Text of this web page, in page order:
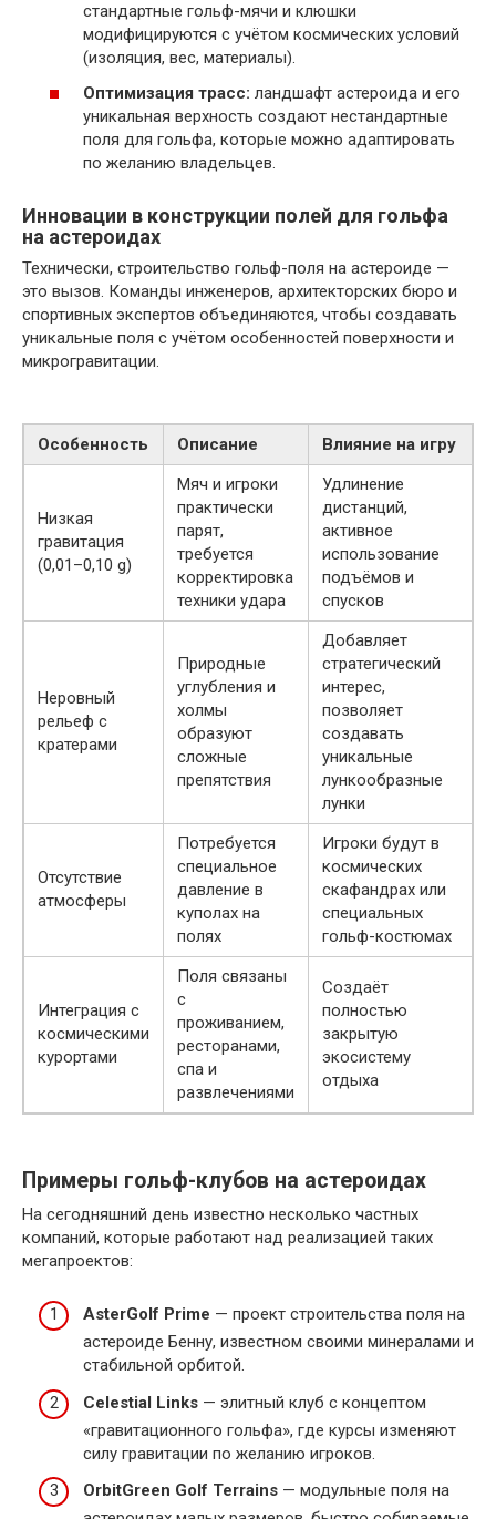
стандартные гольф-мячи и клюшки
модифицируются с учётом космических условий
(изоляция, вес, материалы).
Оптимизация трасс: ландшафт астероида и его
уникальная верхность создают нестандартные
поля для гольфа, которые можно адаптировать
по желанию владельцев.
Инновации в конструкции полей для гольфа
на астероидах
Технически, строительство гольф-поля на астероиде —
это вызов. Команды инженеров, архитекторских бюро и
спортивных экспертов объединяются, чтобы создавать
уникальные поля с учётом особенностей поверхности и
микрогравитации.
Особенность Описание Влияние на игру
Низкая
гравитация
(0,01–0,10 g)
Мяч и игроки
практически
парят,
требуется
корректировка
техники удара
Удлинение
дистанций,
активное
использование
подъёмов и
спусков
Неровный
рельеф с
кратерами
Природные
углубления и
холмы
образуют
сложные
препятствия
Добавляет
стратегический
интерес,
позволяет
создавать
уникальные
лункообразные
лунки
Отсутствие
атмосферы
Потребуется
специальное
давление в
куполах на
полях
Игроки будут в
космических
скафандрах или
специальных
гольф-костюмах
Интеграция с
космическими
курортами
Поля связаны
с
проживанием,
ресторанами,
спа и
развлечениями
Создаёт
полностью
закрытую
экосистему
отдыха
Примеры гольф-клубов на астероидах
На сегодняшний день известно несколько частных
компаний, которые работают над реализацией таких
мегапроектов:
AsterGolf Prime — проект строительства поля на
астероиде Бенну, известном своими минералами и
стабильной орбитой.
Celestial Links — элитный клуб с концептом
«гравитационного гольфа», где курсы изменяют
силу гравитации по желанию игроков.
OrbitGreen Golf Terrains — модульные поля на